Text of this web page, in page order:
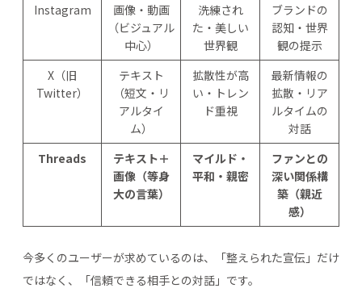
Instagram
画像・動画
（ビジュアル
中心）
洗練され
た・美しい
世界観
ブランドの
認知・世界
観の提示
X（旧
Twitter）
テキスト
（短文・リ
アルタイ
ム）
拡散性が高
い・トレン
ド重視
最新情報の
拡散・リア
ルタイムの
対話
Threads
テキスト＋
画像（等身
大の言葉）
マイルド・
平和・親密
ファンとの
深い関係構
築（親近
感）
今多くのユーザーが求めているのは、「整えられた宣伝」だけ
ではなく、「信頼できる相手との対話」です。